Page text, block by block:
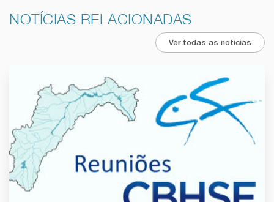
NOTÍCIAS RELACIONADAS
Ver todas as notícias